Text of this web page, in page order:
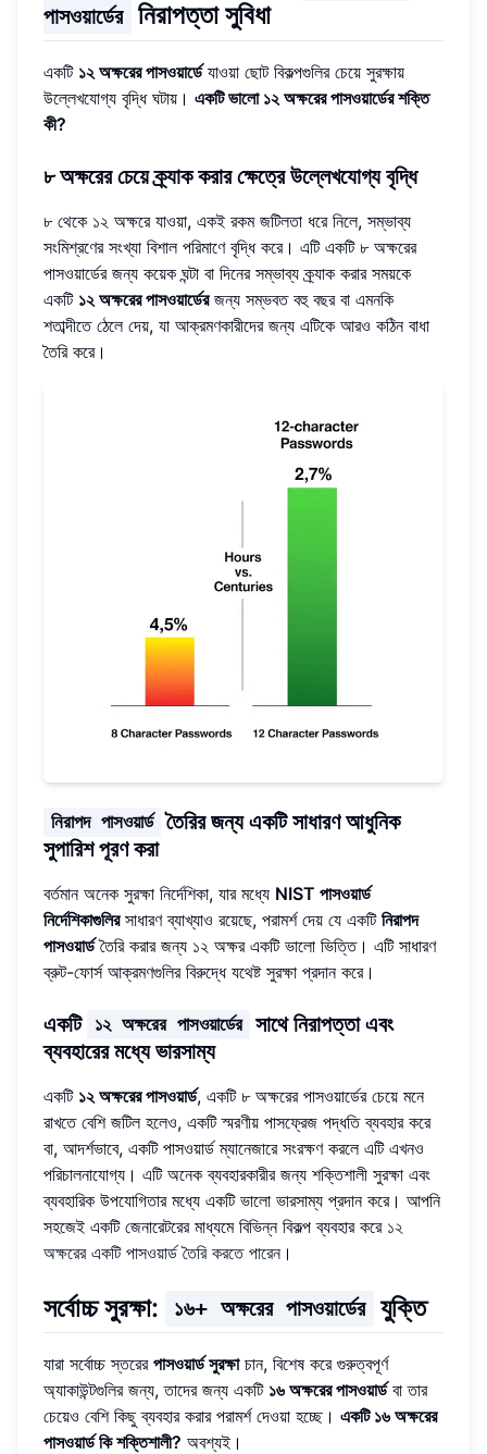
পাসওয়ার্ডের নিরাপত্তা সুবিধা
একটি ১২ অক্ষরের পাসওয়ার্ডেযাওয়া ছোট বিকল্পগুলির চেয়ে সুরক্ষায়
উল্লেখযোগ্য বৃদ্ধি ঘটায়। একটি ভালো ১২ অক্ষরের পাসওয়ার্ডের শক্তি
কী?
৮ অক্ষরের চেয়ে ক্র্যাক করার ক্ষেত্রে উল্লেখযোগ্য বৃদ্ধি
৮ থেকে ১২ অক্ষরে যাওয়া, একই রকম জটিলতা ধরে নিলে, সম্ভাব্য
সংমিশ্রণের সংখ্যা বিশাল পরিমাণে বৃদ্ধি করে। এটি একটি ৮ অক্ষরের
পাসওয়ার্ডের জন্য কয়েক ঘন্টা বা দিনের সম্ভাব্য ক্র্যাক করার সময়কে
একটি ১২ অক্ষরের পাসওয়ার্ডেরজন্য সম্ভবত বহু বছর বা এমনকি
শতাব্দীতে ঠেলে দেয়, যা আক্রমণকারীদের জন্য এটিকে আরও কঠিন বাধা
তৈরি করে।
নিরাপদ পাসওয়ার্ড তৈরির জন্য একটি সাধারণ আধুনিক
সুপারিশ পূরণ করা
বর্তমান অনেক সুরক্ষা নির্দেশিকা, যার মধ্যে NIST পাসওয়ার্ড
নির্দেশিকাগুলিরসাধারণ ব্যাখ্যাও রয়েছে, পরামর্শ দেয় যে একটি নিরাপদ
পাসওয়ার্ডতৈরি করার জন্য ১২ অক্ষর একটি ভালো ভিত্তি। এটি সাধারণ
ব্রুট-ফোর্স আক্রমণগুলির বিরুদ্ধে যথেষ্ট সুরক্ষা প্রদান করে।
একটি ১২ অক্ষরের পাসওয়ার্ডের
সাথে নিরাপত্তা এবং
ব্যবহারের মধ্যে ভারসাম্য
একটি ১২ অক্ষরের পাসওয়ার্ড, একটি ৮ অক্ষরের পাসওয়ার্ডের চেয়ে মনে
রাখতে বেশি জটিল হলেও, একটি স্মরণীয় পাসফ্রেজ পদ্ধতি ব্যবহার করে
বা, আদর্শভাবে, একটি পাসওয়ার্ড ম্যানেজারে সংরক্ষণ করলে এটি এখনও
পরিচালনাযোগ্য। এটি অনেক ব্যবহারকারীর জন্য শক্তিশালী সুরক্ষা এবং
ব্যবহারিক উপযোগিতার মধ্যে একটি ভালো ভারসাম্য প্রদান করে। আপনি
সহজেই একটি জেনারেটরের মাধ্যমে বিভিন্ন বিকল্প ব্যবহার করে ১২
অক্ষরের একটি পাসওয়ার্ড তৈরি করতে পারেন।
সর্বোচ্চ সুরক্ষা: ১৬+ অক্ষরের পাসওয়ার্ডের যুক্তি
যারা সর্বোচ্চ স্তরের পাসওয়ার্ড সুরক্ষাচান, বিশেষ করে গুরুত্বপূর্ণ
অ্যাকাউন্টগুলির জন্য, তাদের জন্য একটি ১৬ অক্ষরের পাসওয়ার্ডবা তার
চেয়েও বেশি কিছু ব্যবহার করার পরামর্শ দেওয়া হচ্ছে। একটি ১৬ অক্ষরের
পাসওয়ার্ড কি শক্তিশালী? অবশ্যই।